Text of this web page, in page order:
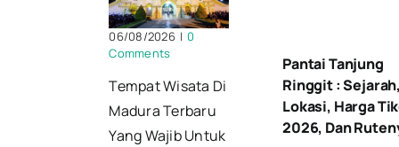
06/08/2026 | 0
Comments
Tempat Wisata Di
Madura Terbaru
Yang Wajib Untuk
Pantai Tanjung
Ringgit :
Lokasi, Harga
2026, Dan